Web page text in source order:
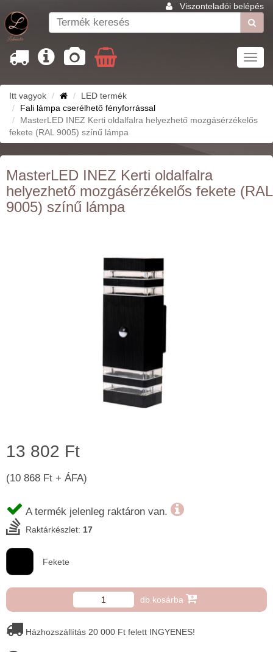
Viszonteladói belépés
Itt vagyok
LED termék
Fali lámpa cserélhető fényforrással
MasterLED INEZ Kerti oldalfalra helyezhető mozgásérzékelős
fekete (RAL 9005) színű lámpa
MasterLED INEZ Kerti oldalfalra
helyezhető mozgásérzékelős fekete (RAL
9005) színű lámpa
13 802 Ft
(10 868 Ft + ÁFA)
A termék jelenleg raktáron van.
Raktárkészlet: 17
Fekete
db kosárba
Házhozszállítás 20 000 Ft felett INGYENES!